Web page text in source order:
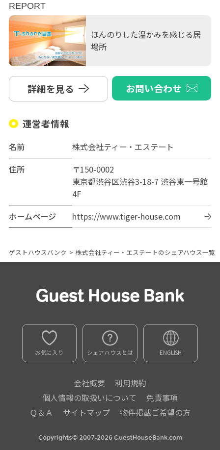
REPORT
ほんのりした温かみを感じる居
場所
詳細を見る お問い合わせ
運営者情報
名前
株式会社ティー・エステート
住所
〒150-0002
東京都渋谷区渋谷3-18-7 渋谷東一号館
4F
ホームページ
https://www.tiger-house.com
ゲストハウスバンク > 株式会社ティー・エステートのシェアハウス一覧
お気に入り シェアハウスとは ENGLISH
会社概要
利用規約
個人情報の取扱いについて
免責事項
Ｑ＆Ａ
サイトマップ 物件掲載ご希望の方
Copyrights© 2007-2026 GuestHouseBank.com